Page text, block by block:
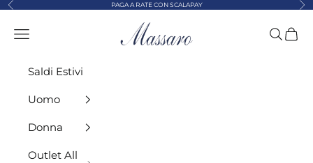
Vai al contenuto
Precedente PAGA A RATE CON SCALAPAY
MASSARO ABBIGLIAMENTO
Menù Cerca
Saldi Estivi
Uomo
Donna
Outlet All